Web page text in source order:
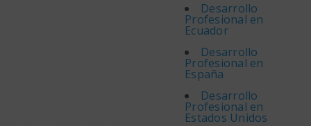
Desarrollo
Profesional en
Ecuador
Desarrollo
Profesional en
España
Desarrollo
Profesional en
Estados Unidos